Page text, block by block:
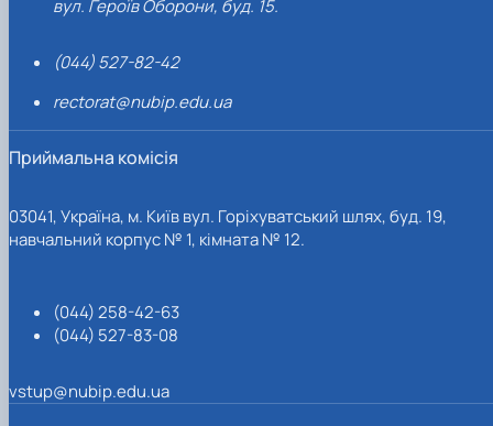
вул. Героїв Оборони, буд. 15.
(044) 527-82-42
rectorat@nubip.edu.ua
Приймальна комісія
03041, Україна, м. Київ вул. Горіхуватський шлях, буд. 19,
навчальний корпус № 1, кімната № 12.
(044) 258-42-63
(044) 527-83-08
vstup@nubip.edu.ua